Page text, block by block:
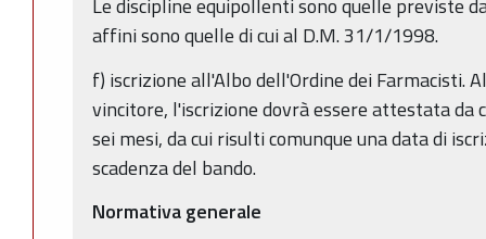
Le discipline equipollenti sono quelle previste
affini sono quelle di cui al D.M. 31/1/1998.
f) iscrizione all'Albo dell'Ordine dei Farmacisti.
vincitore, l'iscrizione dovrà essere attestata
sei mesi, da cui risulti comunque una data di
scadenza del bando.
Normativa generale